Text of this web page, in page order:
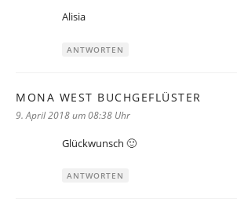
Alisia
ANTWORTEN
MONA WEST BUCHGEFLÜSTER
9. April 2018 um 08:38 Uhr
Glückwunsch 🙂
ANTWORTEN